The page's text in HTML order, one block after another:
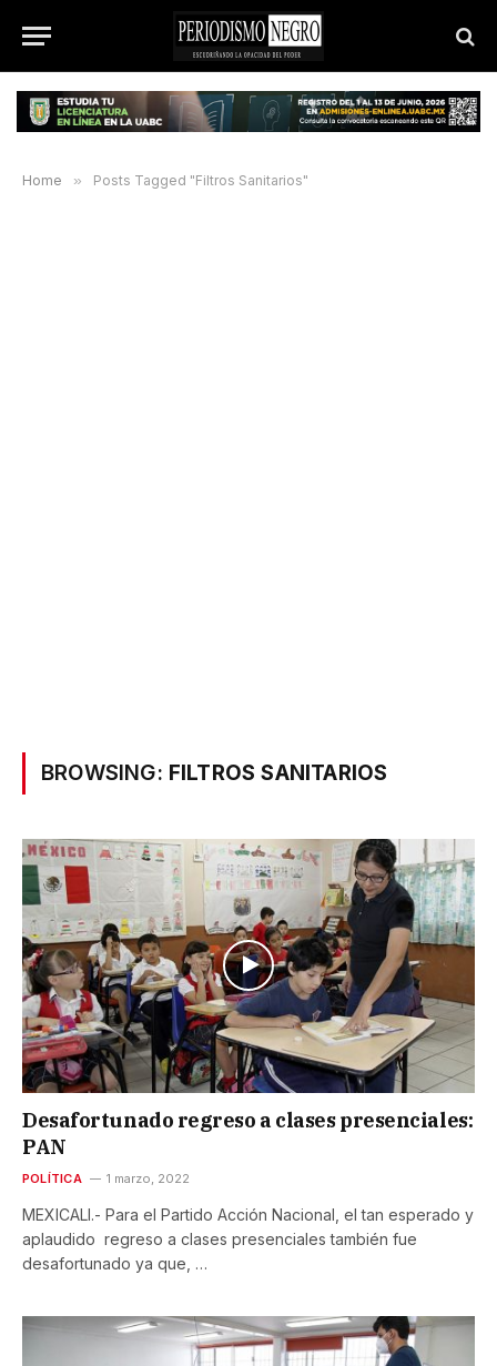
Home » Posts Tagged "Filtros Sanitarios"
BROWSING: FILTROS SANITARIOS
Desafortunado regreso a clases presenciales:
PAN
POLÍTICA 1 marzo, 2022
MEXICALI.- Para el Partido Acción Nacional, el tan esperado y
aplaudido regreso a clases presenciales también fue
desafortunado ya que, …